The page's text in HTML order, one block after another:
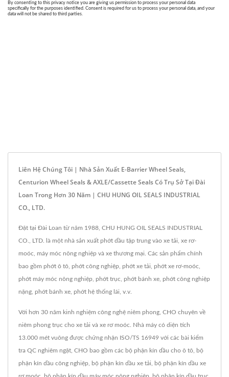
Liên Hệ Chúng Tôi | Nhà Sản Xuất E-Barrier Wheel Seals,
Centurion Wheel Seals & AXLE/Cassette Seals Có Trụ Sở Tại Đài
Loan Trong Hơn 30 Năm | CHU HUNG OIL SEALS INDUSTRIAL
CO., LTD.
Đặt tại Đài Loan từ năm 1988, CHU HUNG OIL SEALS INDUSTRIAL
CO., LTD. là một nhà sản xuất phớt dầu tập trung vào xe tải, xe rơ-
moóc, máy móc nông nghiệp và xe thương mại. Các sản phẩm chính
bao gồm phớt ô tô, phớt công nghiệp, phớt xe tải, phớt xe rơ-moóc,
phớt máy móc nông nghiệp, phớt trục, phớt bánh xe, phớt công nghiệp
nặng, phớt bánh xe, phớt hệ thống lái, v.v.
Với hơn 30 năm kinh nghiệm công nghệ niêm phong, CHO chuyên về
niêm phong trục cho xe tải và xe rơ moóc. Nhà máy có diện tích
13.000 mét vuông được chứng nhận ISO/TS 16949 với các bài kiểm
tra QC nghiêm ngặt, CHO bao gồm các bộ phận kín dầu cho ô tô, bộ
phận kín dầu công nghiệp, bộ phận kín dầu xe tải, bộ phận kín dầu xe